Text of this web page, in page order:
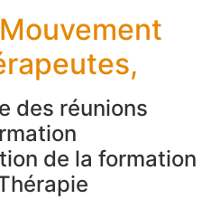
des réunions
de la formation